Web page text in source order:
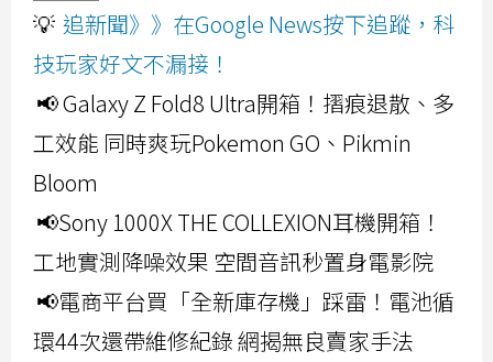
💡 追新聞》》在Google News按下追蹤，科
技玩家好文不漏接！
📢 Galaxy Z Fold8 Ultra開箱！摺痕退散、多
工效能 同時爽玩Pokemon GO、Pikmin
Bloom
📢Sony 1000X THE COLLEXION耳機開箱！
工地實測降噪效果 空間音訊秒置身電影院
📢電商平台買「全新庫存機」踩雷！電池循
環44次還帶維修紀錄 網揭無良賣家手法